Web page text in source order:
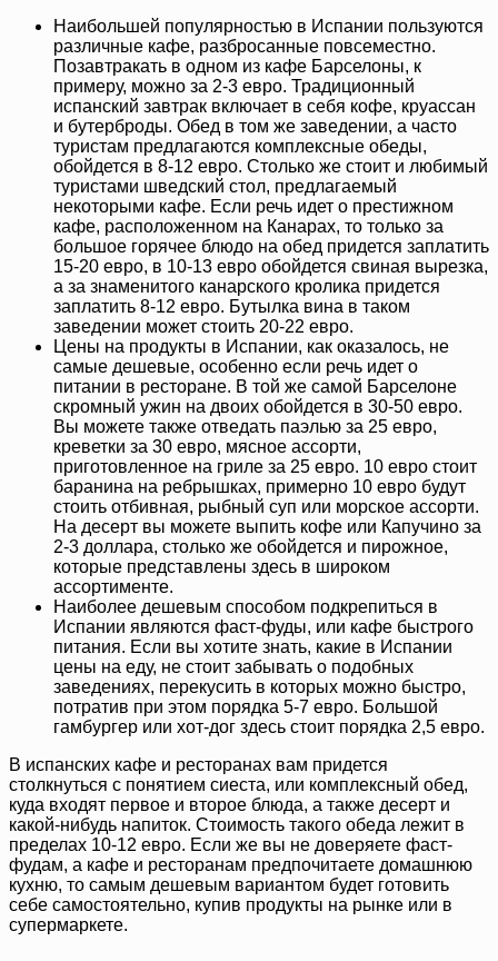
Наибольшей популярностью в Испании пользуются
различные кафе, разбросанные повсеместно.
Позавтракать в одном из кафе Барселоны, к
примеру, можно за 2-3 евро. Традиционный
испанский завтрак включает в себя кофе, круассан
и бутерброды. Обед в том же заведении, а часто
туристам предлагаются комплексные обеды,
обойдется в 8-12 евро. Столько же стоит и любимый
туристами шведский стол, предлагаемый
некоторыми кафе. Если речь идет о престижном
кафе, расположенном на Канарах, то только за
большое горячее блюдо на обед придется заплатить
15-20 евро, в 10-13 евро обойдется свиная вырезка,
а за знаменитого канарского кролика придется
заплатить 8-12 евро. Бутылка вина в таком
заведении может стоить 20-22 евро.
Цены на продукты в Испании, как оказалось, не
самые дешевые, особенно если речь идет о
питании в ресторане. В той же самой Барселоне
скромный ужин на двоих обойдется в 30-50 евро.
Вы можете также отведать паэлью за 25 евро,
креветки за 30 евро, мясное ассорти,
приготовленное на гриле за 25 евро. 10 евро стоит
баранина на ребрышках, примерно 10 евро будут
стоить отбивная, рыбный суп или морское ассорти.
На десерт вы можете выпить кофе или Капучино за
2-3 доллара, столько же обойдется и пирожное,
которые представлены здесь в широком
ассортименте.
Наиболее дешевым способом подкрепиться в
Испании являются фаст-фуды, или кафе быстрого
питания. Если вы хотите знать, какие в Испании
цены на еду, не стоит забывать о подобных
заведениях, перекусить в которых можно быстро,
потратив при этом порядка 5-7 евро. Большой
гамбургер или хот-дог здесь стоит порядка 2,5 евро.
В испанских кафе и ресторанах вам придется
столкнуться с понятием сиеста, или комплексный обед,
куда входят первое и второе блюда, а также десерт и
какой-нибудь напиток. Стоимость такого обеда лежит в
пределах 10-12 евро. Если же вы не доверяете фаст-
фудам, а кафе и ресторанам предпочитаете домашнюю
кухню, то самым дешевым вариантом будет готовить
себе самостоятельно, купив продукты на рынке или в
супермаркете.